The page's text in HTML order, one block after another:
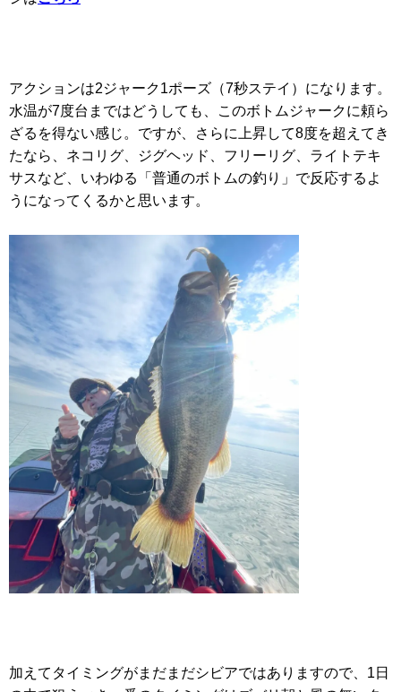
アクションは2ジャーク1ポーズ（7秒ステイ）になります。
水温が7度台まではどうしても、このボトムジャークに頼ら
ざるを得ない感じ。ですが、さらに上昇して8度を超えてき
たなら、ネコリグ、ジグヘッド、フリーリグ、ライトテキ
サスなど、いわゆる「普通のボトムの釣り」で反応するよ
うになってくるかと思います。
加えてタイミングがまだまだシビアではありますので、1日